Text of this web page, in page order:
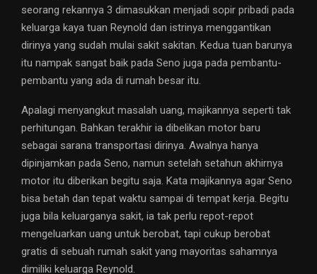
seorang rekannya 3 dimasukkan menjadi sopir pribadi pada
keluarga kaya tuan Reynold dan istrinya menggantikan
dirinya yang sudah mulai sakit sakitan. Kedua tuan barunya
itu nampak sangat baik pada Seno juga pada pembantu-
pembantu yang ada di rumah besar itu.
Apalagi menyangkut masalah uang, majikannya seperti tak
perhitungan. Bahkan terakhir ia dibelikan motor baru
sebagai sarana transportasi dirinya. Awalnya hanya
dipinjamkan pada Seno, namun setelah setahun akhirnya
motor itu diberikan begitu saja. Kata majikannya agar Seno
bisa betah dan tepat waktu sampai di tempat kerja. Begitu
juga bila keluarganya sakit, ia tak perlu repot-repot
mengeluarkan uang untuk berobat, tapi cukup berobat
gratis di sebuah rumah sakit yang mayoritas sahamnya
dimiliki keluarga Reynold.